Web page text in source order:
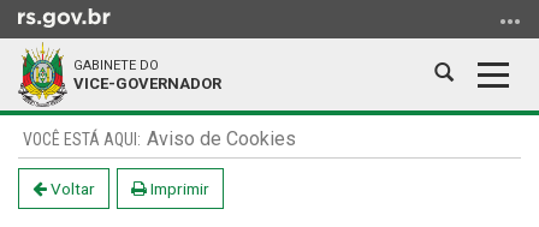
para
conteúdo
para
menu
GABINETE DO
VICE-GOVERNADOR
Abrir
Início
do
conteúdo
Aviso de Cookies
Voltar Imprimir